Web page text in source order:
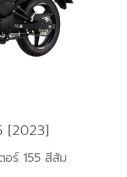
[2023]
อร์ 155 สีส้ม